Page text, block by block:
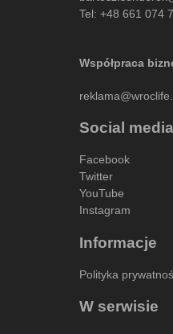
Tel: +48 661 074
Współpraca
Social
Facebook
Twitter
YouTube
Instagram
Informacje
Polityka
W serwisie